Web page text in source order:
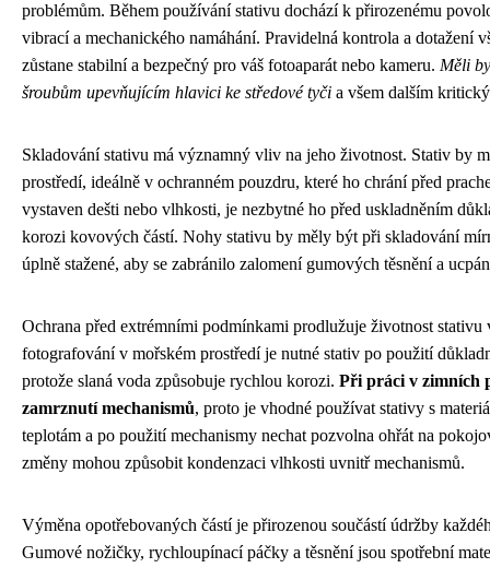
problémům. Během používání stativu dochází k přirozenému
vibrací a mechanického namáhání. Pravidelná kontrola a dotažení
zůstane stabilní a bezpečný pro váš fotoaparát nebo kameru. Měli
šroubům upevňujícím hlavici ke středové tyči a všem dalším
Skladování stativu má významný vliv na jeho životnost. Stativ by
prostředí, ideálně v ochranném pouzdru, které ho chrání před
vystaven dešti nebo vlhkosti, je nezbytné ho před uskladněním
korozi kovových částí. Nohy stativu by měly být při skladování
úplně stažené, aby se zabránilo zalomení gumových těsnění a
Ochrana před extrémními podmínkami prodlužuje životnost stativu
fotografování v mořském prostředí je nutné stativ po použití
protože slaná voda způsobuje rychlou korozi. Při práci v zimních
zamrznutí mechanismů, proto je vhodné používat stativy s
teplotám a po použití mechanismy nechat pozvolna ohřát na
změny mohou způsobit kondenzaci vlhkosti uvnitř mechanismů.
Výměna opotřebovaných částí je přirozenou součástí údržby
Gumové nožičky, rychloupínací páčky a těsnění jsou spotřební